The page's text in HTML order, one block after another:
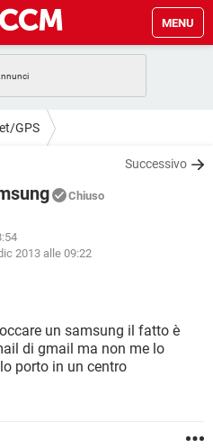
MENU
ANDROID
WHATSAPP
GAMING
GAMING
WINDOWS 10
WHATSAPP
FACEBOOK
WINDOWS 10
GPS
Successivo
Chiuso
2013 alle 09:22
un samsung il fatto è
di gmail ma non me lo
porto in un centro